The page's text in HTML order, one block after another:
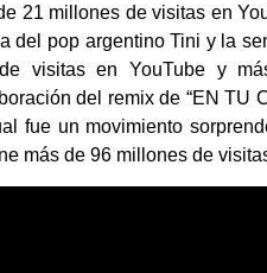
21 millones de visitas en
del pop argentino Tini y la
visitas en YouTube y
del remix de “EN TU
fue un movimiento
más de 96 millones de